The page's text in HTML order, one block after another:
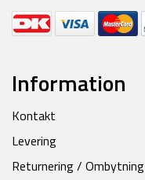
Information
Kontakt
Levering
Returnering / Ombytning